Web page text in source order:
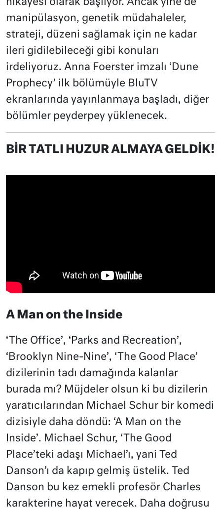
hikâyesi olarak başlıyor. Ancak yine de
manipülasyon, genetik müdahaleler,
strateji, düzeni sağlamak için ne kadar
ileri gidilebileceği gibi konuları
irdeliyoruz. Anna Foerster imzalı ‘Dune
Prophecy’ ilk bölümüyle BluTV
ekranlarında yayınlanmaya başladı, diğer
bölümler peyderpey yüklenecek.
BİR TATLI HUZUR ALMAYA GELDİK!
A Man on the Inside
‘The Office’, ‘Parks and Recreation’,
‘Brooklyn Nine-Nine’, ‘The Good Place’
dizilerinin tadı damağında kalanlar
burada mı? Müjdeler olsun ki bu dizilerin
yaratıcılarından Michael Schur bir komedi
dizisiyle daha döndü: ‘A Man on the
Inside’. Michael Schur, ‘The Good
Place’teki adaşı Michael’ı, yani Ted
Danson’ı da kapıp gelmiş üstelik. Ted
Danson bu kez emekli profesör Charles
karakterine hayat verecek. Daha doğrusu